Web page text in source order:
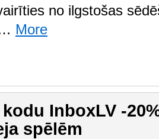
no ilgstošas
More
InboxLV -
spēlēm